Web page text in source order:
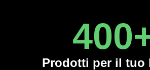
450
Prodotti per il tuo